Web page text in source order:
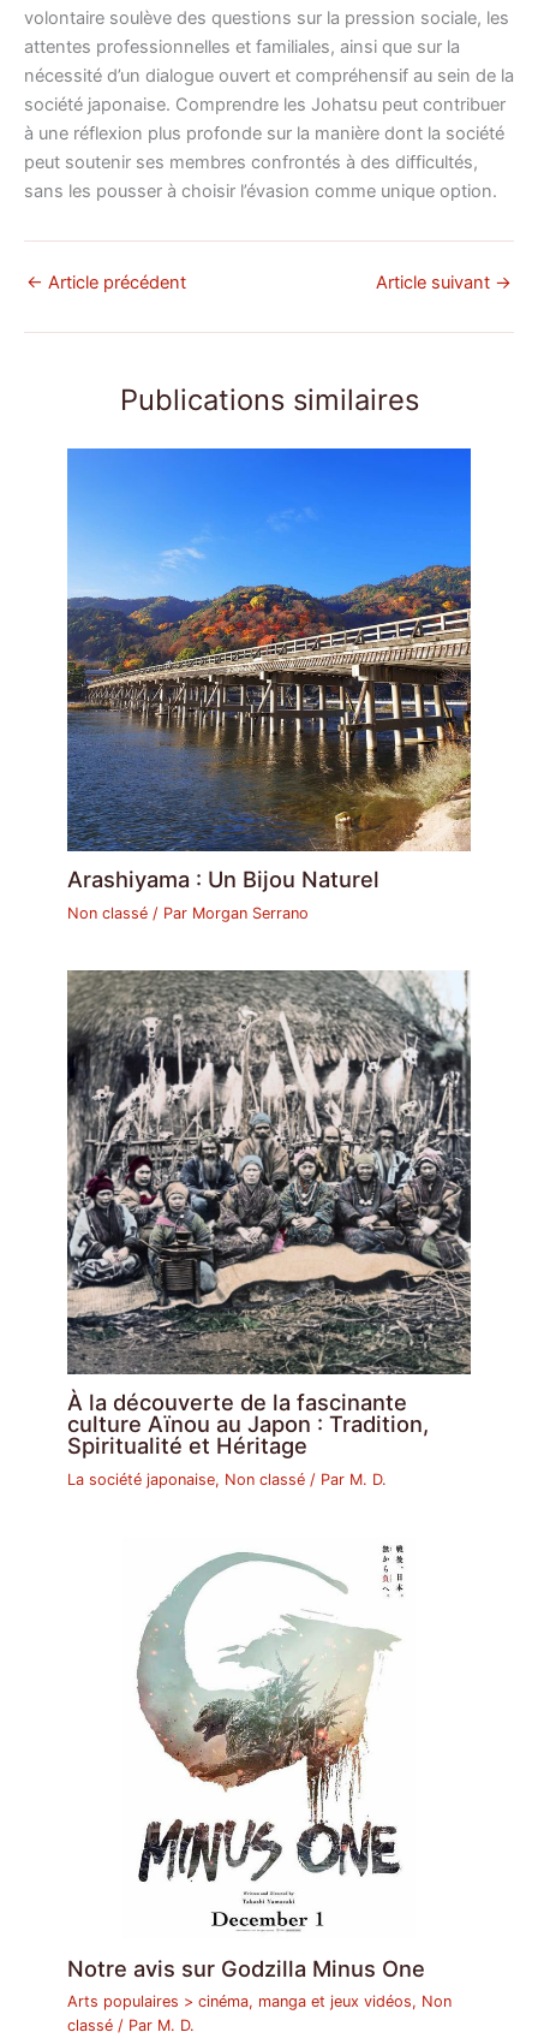
volontaire soulève des questions sur la pression sociale, les
attentes professionnelles et familiales, ainsi que sur la
nécessité d’un dialogue ouvert et compréhensif au sein de la
société japonaise. Comprendre les Johatsu peut contribuer
à une réflexion plus profonde sur la manière dont la société
peut soutenir ses membres confrontés à des difficultés,
sans les pousser à choisir l’évasion comme unique option.
← Article précédent Article suivant →
Publications similaires
Arashiyama : Un Bijou Naturel
Non classé / Par Morgan Serrano
À la découverte de la fascinante
culture Aïnou au Japon : Tradition,
Spiritualité et Héritage
La société japonaise, Non classé / Par M. D.
Notre avis sur Godzilla Minus One
Arts populaires > cinéma, manga et jeux vidéos, Non
classé / Par M. D.